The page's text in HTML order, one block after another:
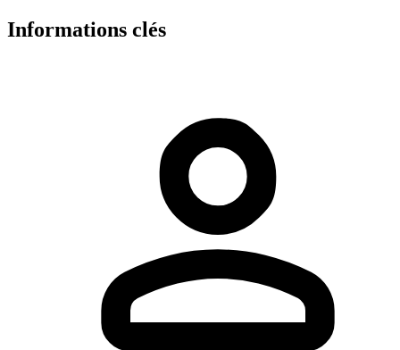
Informations clés